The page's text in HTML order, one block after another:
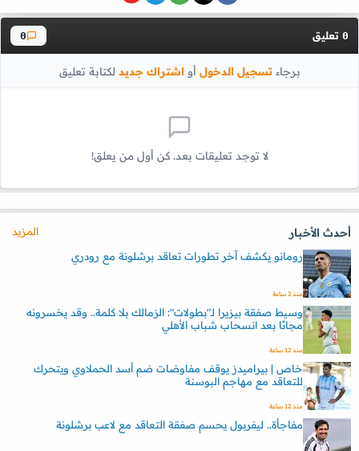
0 تعليق 0
برجاءتسجيل الدخول أواشتراك جديد لكتابة تعليق
لا توجد تعليقات بعد. كن أول من يعلق!
أحدث الأخبار
المزيد
رومانو يكشف آخر تطورات تعاقد برشلونة مع رودري
منذ 2 ساعة
وسيط صفقة بيزيرا لـ"بطولات": الزمالك بلا كلمة.. وقد يخسرونه
مجانًا بعد انسحاب شباب الأهلي
منذ 12 ساعة
خاص | بيراميدز يوقف مفاوضات ضم أسد الحملاوي ويتحرك
للتعاقد مع مهاجم البوسنة
منذ 12 ساعة
مفاجأة.. ليفربول يحسم صفقة التعاقد مع لاعب برشلونة